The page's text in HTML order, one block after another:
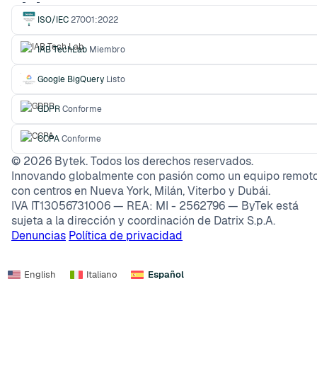
ISO/IEC27001:2022
IAB TechLab Miembro
Google BigQuery Listo
GDPRConforme
CCPAConforme
© 2026 Bytek. Todos los derechos reservados.
Innovando globalmente con pasión como un equipo
con centros en Nueva York, Milán, Viterbo y Dubái.
IVA IT13056731006 — REA: MI - 2562796 — ByTek está
sujeta a la dirección y coordinación de Datrix S.p.A.
Denuncias Política de privacidad
English Italiano Español